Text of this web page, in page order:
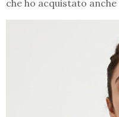
che ho acquistato anche